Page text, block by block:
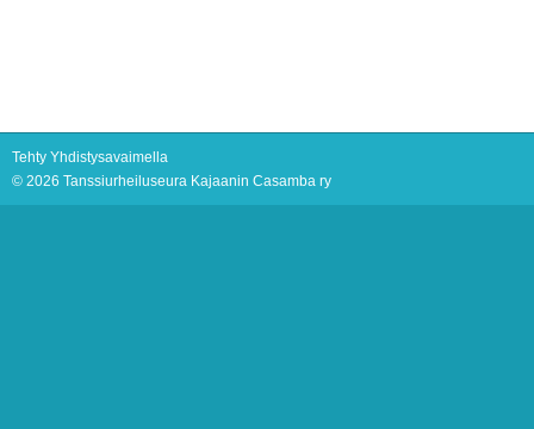
Tehty Yhdistysavaimella
© 2026 Tanssiurheiluseura Kajaanin Casamba ry